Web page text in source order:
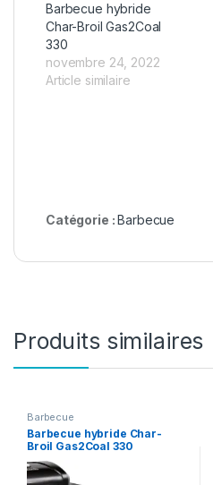
Barbecue hybride
Char-Broil Gas2Coal
330
novembre 24, 2022
Article similaire
Catégorie :Barbecue
Produits similaires
Barbecue
Barbecue hybride Char-
Broil Gas2Coal 330